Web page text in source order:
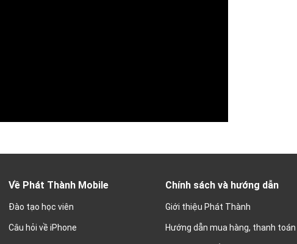
Về Phát Thành Mobile
Đào tạo học viên
Câu hỏi về iPhone
Chính sách và hướng dẫn
Giới thiệu Phát Thành
Hướng dẫn mua hàng, thanh toán